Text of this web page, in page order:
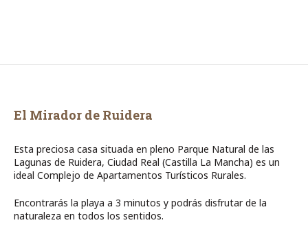
El Mirador de Ruidera
Esta preciosa casa situada en pleno Parque Natural de las
Lagunas de Ruidera, Ciudad Real (Castilla La Mancha) es un
ideal Complejo de Apartamentos Turísticos Rurales.
Encontrarás la playa a 3 minutos y podrás disfrutar de la
naturaleza en todos los sentidos.